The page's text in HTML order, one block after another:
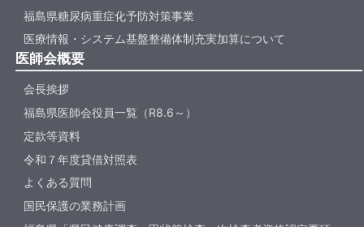
福島県糖尿病重症化予防対策事業
医療情報・システム基盤整備体制充実加算について
医師会概要
会長挨拶
福島県医師会役員一覧（R8.6～）
定款等資料
令和７年度貸借対照表
よくある質問
国民保護の業務計画